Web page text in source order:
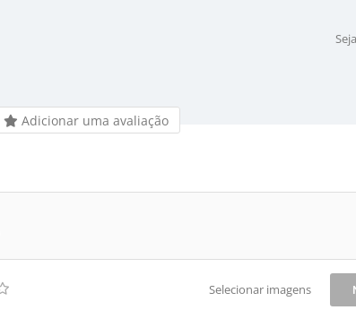
Adicionar uma avaliação
Selecionar imagens